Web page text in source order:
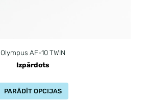
Olympus AF-10 TWIN
Izpārdots
PARĀDĪT OPCIJAS